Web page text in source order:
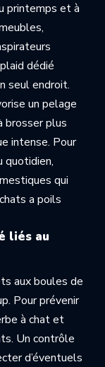
printemps et à
dédié
seul endroit.
un pelage
brosser plus
intense. Pour
quotidien,
qui
a poils
liés au
aux boules de
Pour prévenir
à chat et
Un contrôle
d’éventuels